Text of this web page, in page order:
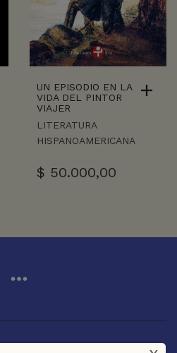
UN EPISODIO EN LA
VIDA DEL PINTOR
VIAJER
LITERATURA
HISPANOAMERICANA
$ 50.000,00